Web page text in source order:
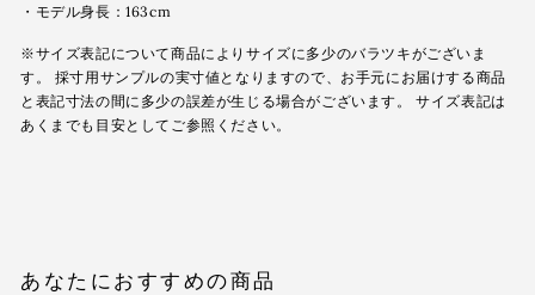
・モデル身長：163cm
※サイズ表記について商品によりサイズに多少のバラツキがございま
す。 採寸用サンプルの実寸値となりますので、お手元にお届けする商品
と表記寸法の間に多少の誤差が生じる場合がございます。 サイズ表記は
あくまでも目安としてご参照ください。
あなたにおすすめの商品